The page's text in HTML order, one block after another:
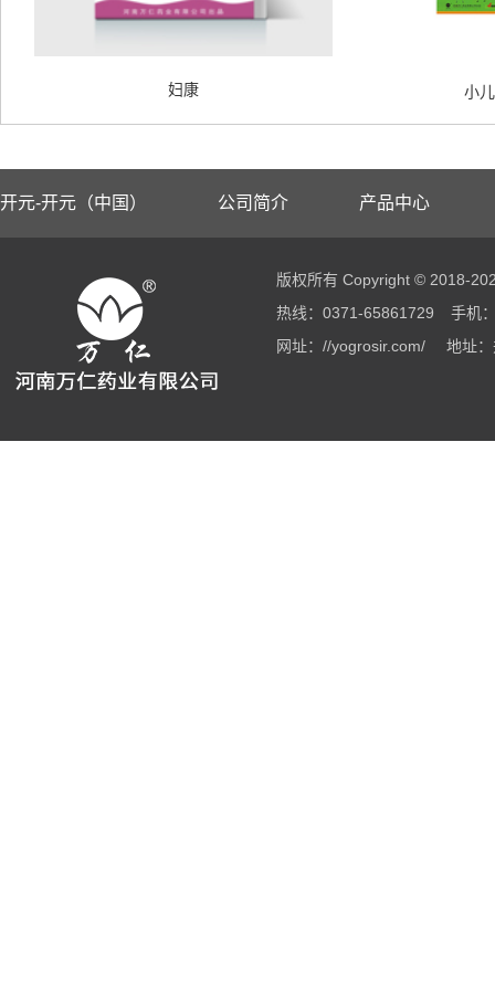
妇康 小
开元-开元（中国） 公司简介 产品中心
版权所有 Copyright © 2018-
热线：0371-65861729
手机
网址：//yogrosir.com/
地址